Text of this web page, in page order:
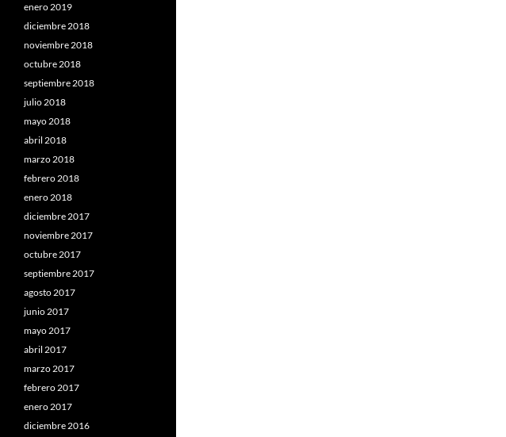
enero 2019
diciembre 2018
noviembre 2018
octubre 2018
septiembre 2018
julio 2018
mayo 2018
abril 2018
marzo 2018
febrero 2018
enero 2018
diciembre 2017
noviembre 2017
octubre 2017
septiembre 2017
agosto 2017
junio 2017
mayo 2017
abril 2017
marzo 2017
febrero 2017
enero 2017
diciembre 2016